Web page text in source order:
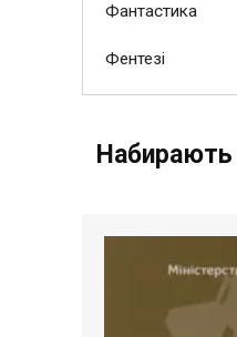
Фантастика
Фентезі
Набирають